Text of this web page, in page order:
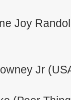
Joy
Jr